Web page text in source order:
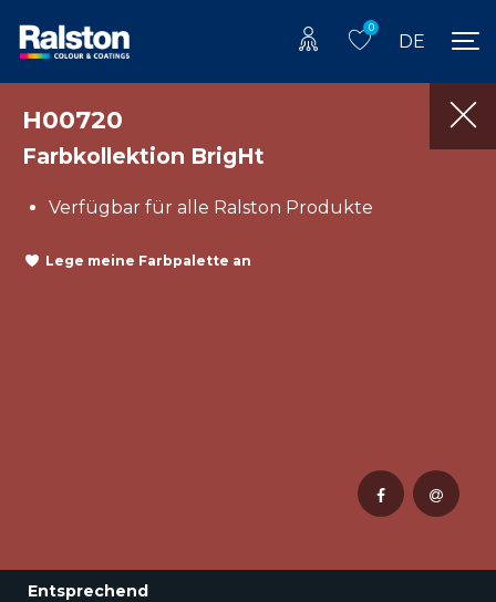
0
DE
H00720
Farbkollektion BrigHt
Verfügbar für alle Ralston Produkte
Lege meine Farbpalette an
Entsprechend